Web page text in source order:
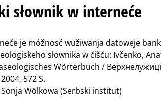
słownik w interneće
je móžnosć wužiwanja datoweje
słownika w ćišću: Ivčenko,
Wörterbuch /
572 S.
Wölkowa (Serbski institut)